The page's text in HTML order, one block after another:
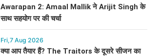
Awarapan 2: Amaal Mallik ने Arijit Singh के
साथ सहयोग पर की चर्चा
Fri,7 Aug 2026
क्या आप तैयार हैं? The Traitors के दूसरे सीजन का